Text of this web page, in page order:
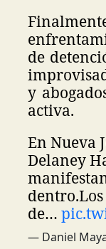
de
y
activa.
En Nueva
Delaney
dentro.
de…
— Daniel